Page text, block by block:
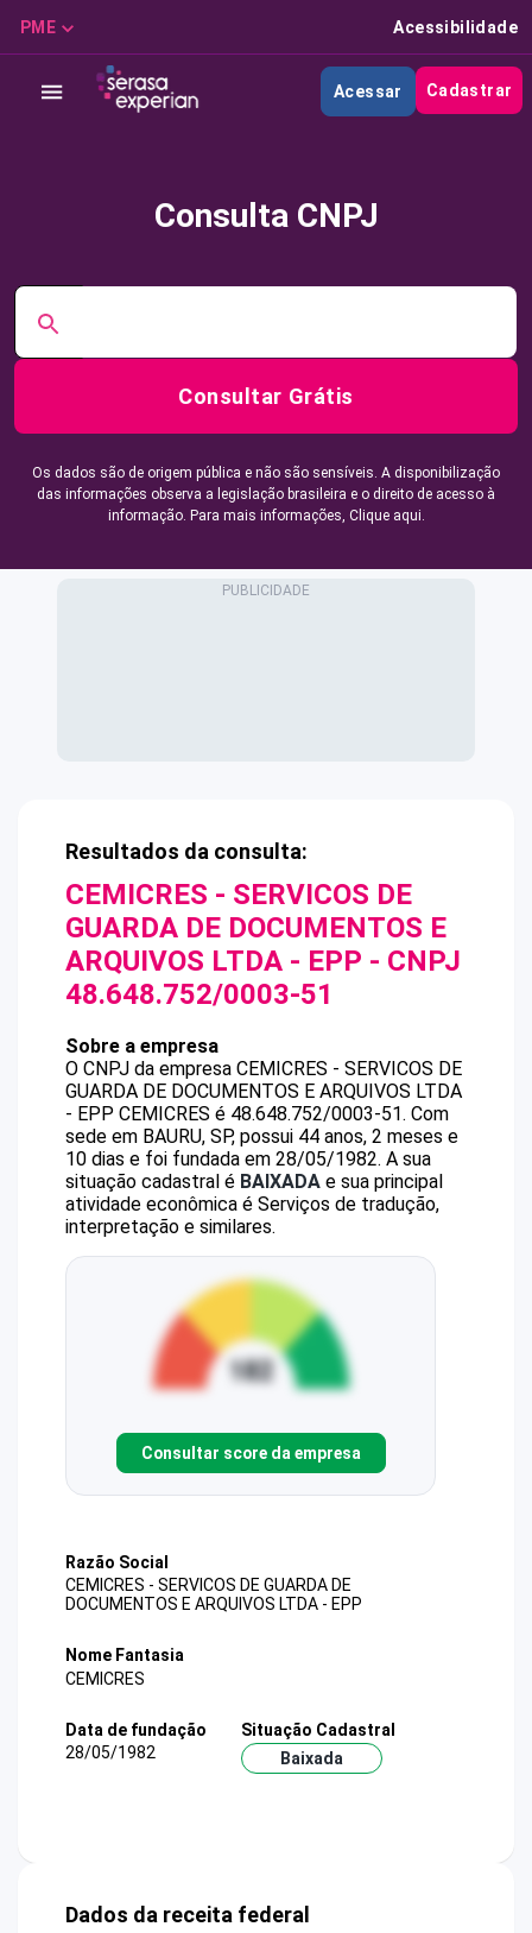
PME Acessibilidade
Acessar Cadastrar
Consulta CNPJ
Consultar Grátis
Os dados são de origem pública e não são sensíveis. A disponibilização
das informações observa a legislação brasileira e o direito de acesso à
informação. Para mais informações, Clique aqui.
Resultados da consulta:
CEMICRES - SERVICOS DE
GUARDA DE DOCUMENTOS E
ARQUIVOS LTDA - EPP - CNPJ
48.648.752/0003-51
Sobre a empresa
O CNPJ da empresa CEMICRES - SERVICOS DE
GUARDA DE DOCUMENTOS E ARQUIVOS LTDA
- EPP CEMICRES é 48.648.752/0003-51. Com
sede em BAURU, SP, possui 44 anos, 2 meses e
10 dias e foi fundada em 28/05/1982. A sua
situação cadastral é BAIXADA e sua principal
atividade econômica é Serviços de tradução,
interpretação e similares.
Consultar score da empresa
Razão Social
CEMICRES - SERVICOS DE GUARDA DE
DOCUMENTOS E ARQUIVOS LTDA - EPP
Nome Fantasia
CEMICRES
Data de fundação
28/05/1982
Situação Cadastral
Baixada
Dados da receita federal